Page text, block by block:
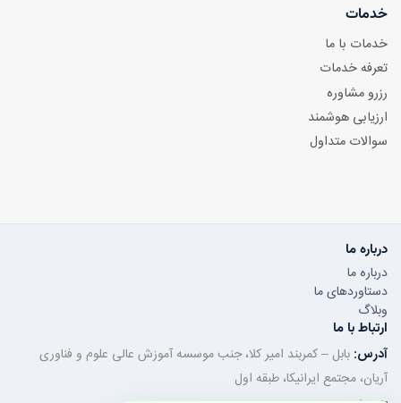
خدمات
خدمات با ما
تعرفه خدمات
رزرو مشاوره
ارزیابی هوشمند
سوالات متداول
درباره ما
درباره ما
دستاوردهای ما
وبلاگ
ارتباط با ما
آدرس: بابل – کمربند امیر کلا، جنب موسسه آموزش عالی علوم و فناوری
آریان، مجتمع ایرانیکا، طبقه اول